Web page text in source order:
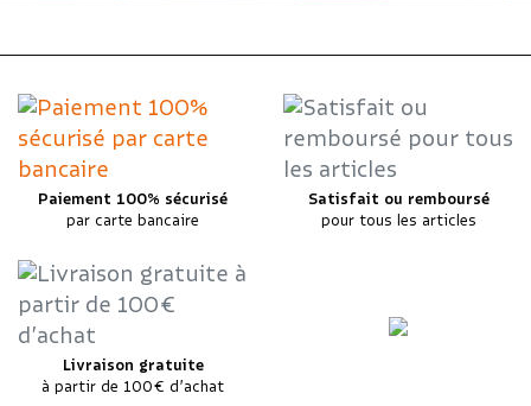
Paiement 100% sécurisé
par carte bancaire
Satisfait ou remboursé
pour tous les articles
Livraison gratuite
à partir de 100€ d’achat